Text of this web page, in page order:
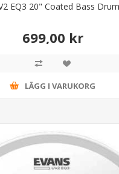
EQ3 20" Coated Bass
699,00 kr
LÄGG I VARUKORG